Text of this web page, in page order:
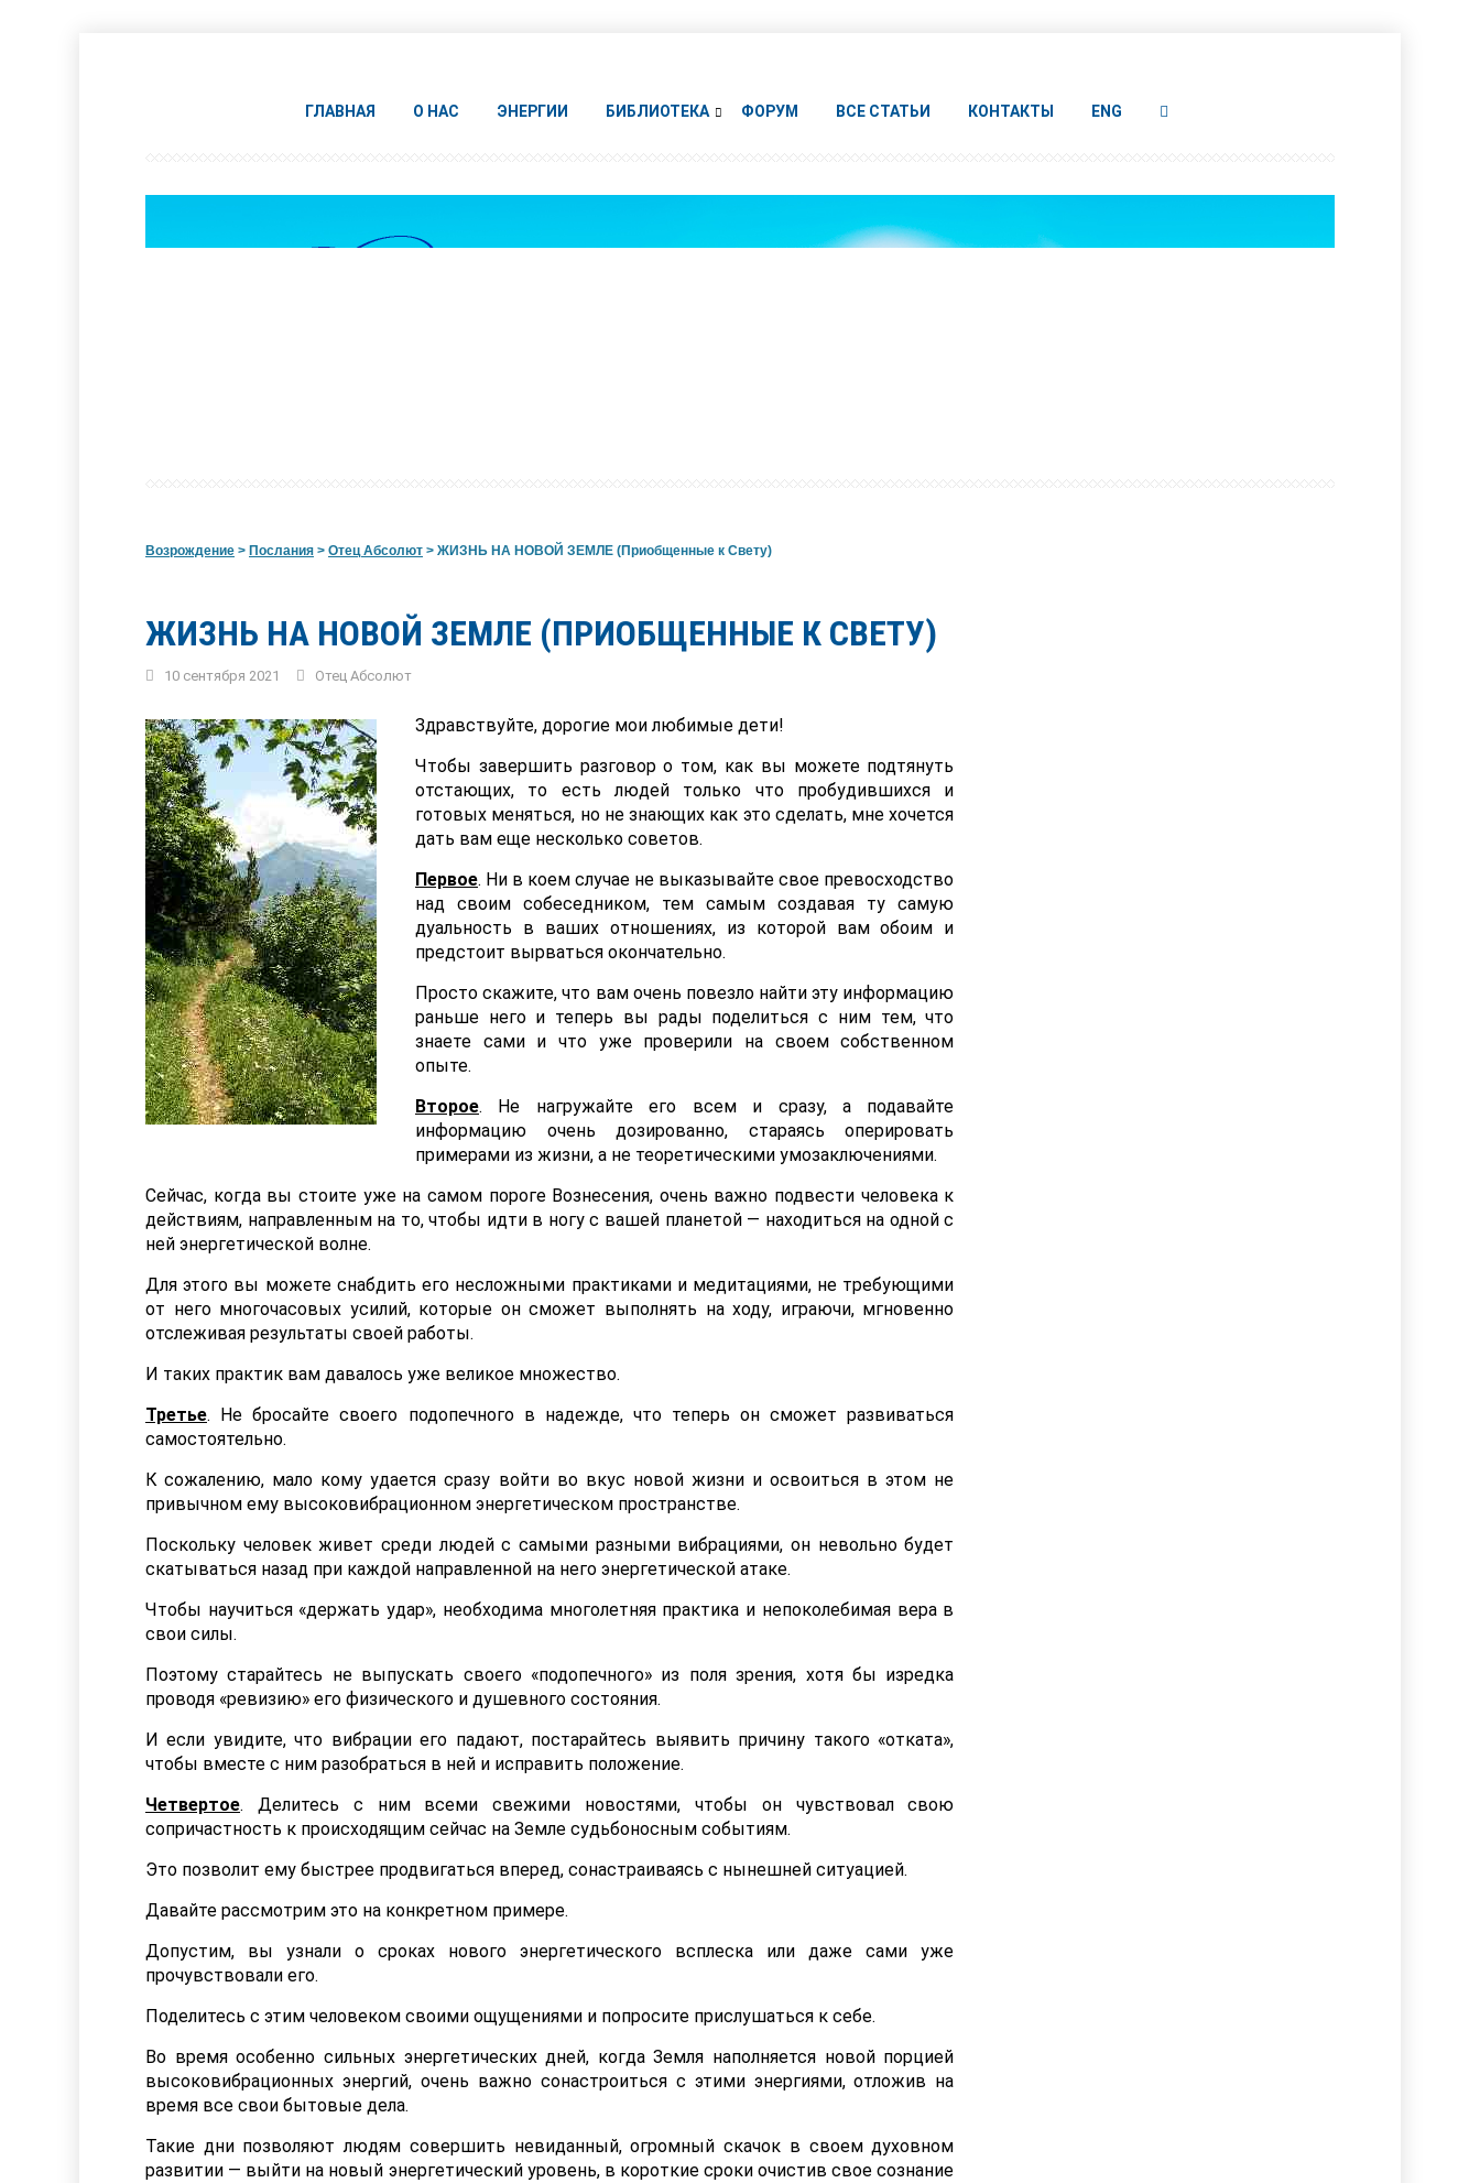
ГЛАВНАЯ О НАС ЭНЕРГИИ БИБЛИОТЕКА ФОРУМ ВСЕ СТАТЬИ КОНТАКТЫ ENG
Возрождение > Послания > Отец Абсолют > ЖИЗНЬ НА НОВОЙ ЗЕМЛЕ (Приобщенные к Свету)
ЖИЗНЬ НА НОВОЙ ЗЕМЛЕ (ПРИОБЩЕННЫЕ К СВЕТУ)
10 сентября 2021 Отец Абсолют
Здравствуйте, дорогие мои любимые дети!
Чтобы завершить разговор о том, как вы можете подтянуть
отстающих, то есть людей только что пробудившихся и
готовых меняться, но не знающих как это сделать, мне хочется
дать вам еще несколько советов.
Первое. Ни в коем случае не выказывайте свое превосходство
над своим собеседником, тем самым создавая ту самую
дуальность в ваших отношениях, из которой вам обоим и
предстоит вырваться окончательно.
Просто скажите, что вам очень повезло найти эту информацию
раньше него и теперь вы рады поделиться с ним тем, что
знаете сами и что уже проверили на своем собственном
опыте.
Второе. Не нагружайте его всем и сразу, а подавайте
информацию очень дозированно, стараясь оперировать
примерами из жизни, а не теоретическими умозаключениями.
Сейчас, когда вы стоите уже на самом пороге Вознесения, очень важно подвести человека к
действиям, направленным на то, чтобы идти в ногу с вашей планетой — находиться на одной с
ней энергетической волне.
Для этого вы можете снабдить его несложными практиками и медитациями, не требующими
от него многочасовых усилий, которые он сможет выполнять на ходу, играючи, мгновенно
отслеживая результаты своей работы.
И таких практик вам давалось уже великое множество.
Третье. Не бросайте своего подопечного в надежде, что теперь он сможет развиваться
самостоятельно.
К сожалению, мало кому удается сразу войти во вкус новой жизни и освоиться в этом не
привычном ему высоковибрационном энергетическом пространстве.
Поскольку человек живет среди людей с самыми разными вибрациями, он невольно будет
скатываться назад при каждой направленной на него энергетической атаке.
Чтобы научиться «держать удар», необходима многолетняя практика и непоколебимая вера в
свои силы.
Поэтому старайтесь не выпускать своего «подопечного» из поля зрения, хотя бы изредка
проводя «ревизию» его физического и душевного состояния.
И если увидите, что вибрации его падают, постарайтесь выявить причину такого «отката»,
чтобы вместе с ним разобраться в ней и исправить положение.
Четвертое. Делитесь с ним всеми свежими новостями, чтобы он чувствовал свою
сопричастность к происходящим сейчас на Земле судьбоносным событиям.
Это позволит ему быстрее продвигаться вперед, сонастраиваясь с нынешней ситуацией.
Давайте рассмотрим это на конкретном примере.
Допустим, вы узнали о сроках нового энергетического всплеска или даже сами уже
прочувствовали его.
Поделитесь с этим человеком своими ощущениями и попросите прислушаться к себе.
Во время особенно сильных энергетических дней, когда Земля наполняется новой порцией
высоковибрационных энергий, очень важно сонастроиться с этими энергиями, отложив на
время все свои бытовые дела.
Такие дни позволяют людям совершить невиданный, огромный скачок в своем духовном
развитии — выйти на новый энергетический уровень, в короткие сроки очистив свое сознание